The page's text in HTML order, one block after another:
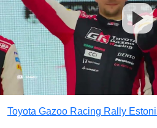
Toyota Gazoo Racing Rally